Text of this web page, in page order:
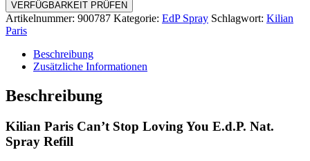
VERFÜGBARKEIT PRÜFEN
Artikelnummer: 900787 Kategorie: EdP Spray Schlagwort: Kilian
Paris
Beschreibung
Zusätzliche Informationen
Beschreibung
Kilian Paris Can’t Stop Loving You E.d.P. Nat.
Spray Refill